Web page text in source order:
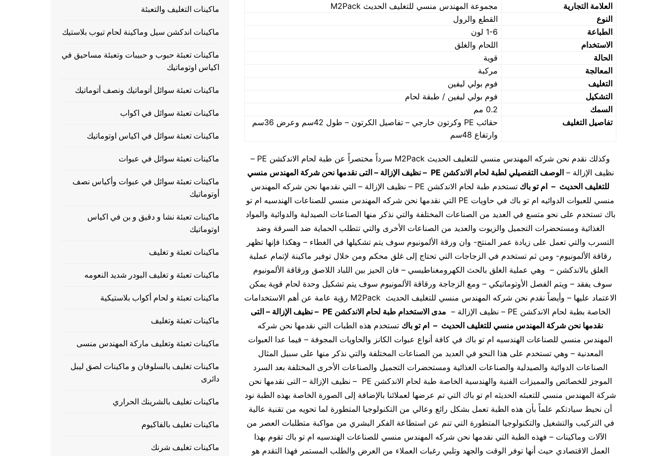
العلامة التجارية
مجموعة المهندس منسي للتغليف الحديث M2Pack
النوع
القطع والرول
الطباعة
1-6 لون
الاستخدام
اللحام والغلق
الحالة
قوية
المعالجة
مركبة
التغليف
فوم بولي ليفين
التشكيل
فوم بولي ليفين / طبقة لحام
السمك
0.2 مم
تفاصيل التغليف
حقائب PE وكرتون خارجي – تفاصيل الكرتون – طول 42سم وعرض 36سم
وارتفاع 48سم
وكذلك نقدم نحن شركه المهندس منسي للتغليف الحديث M2Pack سرداً مختصراً عن طبة لحام الاندكشن PE –
نظيف الإزالة –الوصف التفصيلي لطبة لحام الاندكشن PE – نظيف الإزالة – التى نقدمها نحن شركة المهندس منسي
للتغليف الحديث – ام تو باك
تستخدم طبة لحام الاندكشن PE – نظيف الإزالة – التي نقدمها نحن شركه المهندس
منسي للعبوات الدوائيه ام تو باك في حاويات PE التي نقدمها نحن شركه المهندس منسي للصناعات الهندسيه ام تو
باك تستخدم على نحو متسع في العديد من الصناعات المختلفة والتي نذكر منها الصناعات الصيدلية والدوائية والمواد
الغذائية ومستحضرات التجميل والزيوت والعديد من الصناعات الأخرى والتي تتطلب الحماية ضد السرقة وضد
التسرب والتي تعمل على زيادة عمر المنتج- وان ورقة الألمونيوم سوف يتم تشكيلها في الغطاء – وهكذا فإنها تظهر
رقاقة الألمونيوم- ومن ثم تستخدم في الزجاجات التي تحتاج إلى غلق محكم ومن خلال توفير ماكينة لإتمام عملية
الغلق بالاندكشن – وهي عملية الغلق بالحث الكهرومغناطيسي – فان الحيز بين اللباد اللاصق ورقاقة الألمونيوم
سوف يفقد – ويتم الفصل الأوتوماتيكي – ومع الزجاجة ورقاقة الألمونيوم سوف يتم تشكيل وحدة لحام قوية يمكن
الاعتماد عليها – وأيضاً نقدم نحن شركه المهندس منسي للتغليف الحديث M2Pack رؤية عامة عن أهم الاستخدامات
الخاصة بطبة لحام الاندكشن PE – نظيف الإزالة –
مدى الاستخدام طبة لحام الاندكشن PE – نظيف الإزالة – التى
نقدمها نحن شركة المهندس منسي للتغليف الحديث – ام تو باك تستخدم هذه الطبات التي نقدمها نحن شركه
المهندس منسي للصناعات الهندسيه ام تو باك في كافة أنواع عبوات الكانز والحاويات المجوفة – فيما عدا العبوات
المعدنية – وهي تستخدم على هذا النحو في العديد من الصناعات المختلفة والتي نذكر منها على سبيل المثال
الصناعات الدوائية والصيدلية والصناعات الغذائية ومستحضرات التجميل والصناعات الأخرى المختلفة بعد السرد
الموجز للخصائص والمميزات الفنية والهندسية الخاصة طبة لحام الاندكشن PE – نظيف الإزالة – التى نقدمها نحن
شركة المهندس منسي للتعبئه الحديثه ام تو باك التي تم عرضها لعملائنا بالإضافة إلى الصورة الخاصة بهذه الطبة نود
أن نحيط سيادتكم علماً بأن هذه الطبة تعمل بشكل رائع وعالي من التكنولوجيا المتطورة لما تحويه من تقنية عالية
في التركيب والتشغيل والتكنولوجيا المتطورة التي تنم عن استطاعة الفكر البشري من مواكبة متطلبات العصر من
الآلات وماكينات – فهذه الطبة التي نقدمها نحن شركه المهندس منسي للصناعات الهندسيه ام تو باك تقوم بهذا
العمل الاقتصادي حيث أنها توفر الوقت والجهد وتلبي رغبات العملاء من العرض والطلب المستمر فهذا التقدم هو
ماكينات التغليف والتعبئة
ماكينات اندكشن سيل وماكينة لحام تيوب بلاستيك
ماكينات تعبئة حبوب و حبيبات وتعبئة مساحيق في
اكياس اوتوماتيك
ماكينات تعبئة سوائل أتوماتيك ونصف أتوماتيك
ماكينات تعبئة سوائل في اكواب
ماكينات تعبئة سوائل في اكياس اوتوماتيك
ماكينات تعبئة سوائل في عبوات
ماكينات تعبئة سوائل في عبوات وأكياس نصف
أوتوماتيك
ماكينات تعبئة نشا و دقيق و بن في اكياس
اوتوماتيك
ماكينات تعبئة و تغليف
ماكينات تعبئة و تغليف البودر شديد النعومه
ماكينات تعبئة و لحام أكواب بلاستيكية
ماكينات تعبئة وتغليف
ماكينات تعبئة وتغليف ماركة المهندس منسى
ماكينات تغليف بالسلوفان و ماكينات لصق ليبل
دائرى
ماكينات تغليف بالشرينك الحراري
ماكينات تغليف بالفاكيوم
ماكينات تغليف شرنك